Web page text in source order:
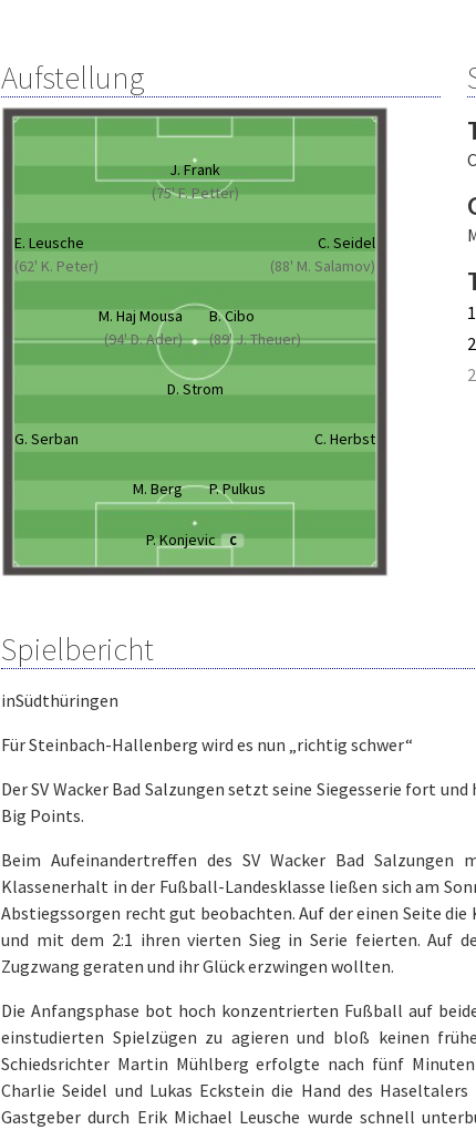
Aufstellung
J. Frank
(75' F. Petter)
E. Leusche
(62' K. Peter)
C. Seidel
(88' M. Salamov)
M. Haj Mousa
(94' D. Ader)
B. Cibo
(89' J. Theuer)
D. Strom
G. Serban C. Herbst
M. Berg P. Pulkus
P. Konjevic C
Spielbericht
inSüdthüringen
Für Steinbach-Hallenberg wird es nun „richtig schwer“
Der SV Wacker Bad Salzungen setzt seine Siegesserie fort
Big Points.
Beim Aufeinandertreffen des SV Wacker Bad
Klassenerhalt in der Fußball-Landesklasse ließen sich am
Abstiegssorgen recht gut beobachten. Auf der einen Seite
und mit dem 2:1 ihren vierten Sieg in Serie feierten. Auf
Zugzwang geraten und ihr Glück erzwingen wollten.
Die Anfangsphase bot hoch konzentrierten Fußball auf
einstudierten Spielzügen zu agieren und bloß keinen
Schiedsrichter Martin Mühlberg erfolgte nach fünf
Charlie Seidel und Lukas Eckstein die Hand des
Gastgeber durch Erik Michael Leusche wurde schnell